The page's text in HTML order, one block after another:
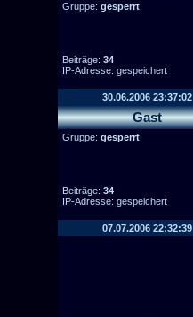
Gruppe: gesperrt
Beiträge: 34
IP-Adresse: gespeichert
30.06.2006 23:37:02
Gast
Gruppe: gesperrt
Beiträge: 34
IP-Adresse: gespeichert
07.07.2006 22:32:39